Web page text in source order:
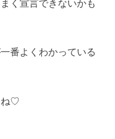
く宣言できないかも
番よくわかっている
ね♡